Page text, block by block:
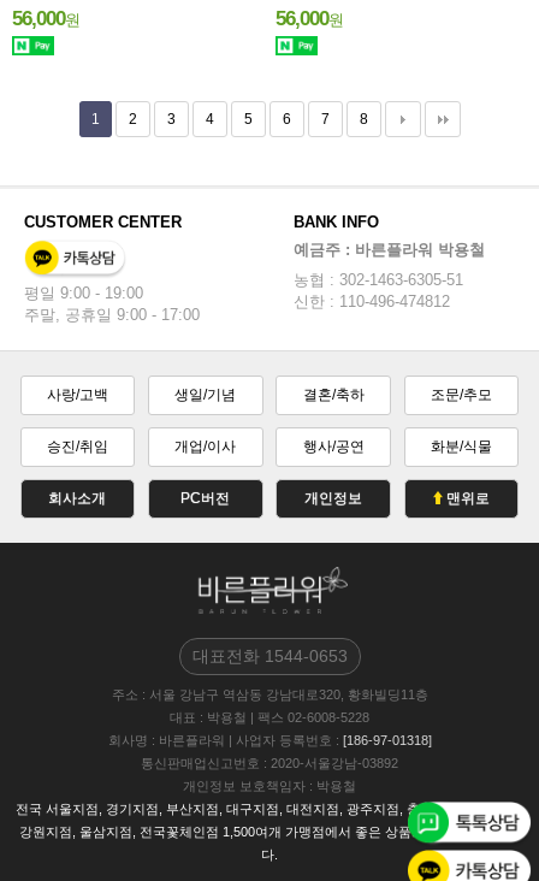
56,000원 56,000원
1 2 3 4 5 6 7 8
CUSTOMER CENTER
평일 9:00 - 19:00
주말, 공휴일 9:00 - 17:00
BANK INFO
예금주 : 바른플라워 박용철
농협 : 302-1463-6305-51
신한 : 110-496-474812
사랑/고백 생일/기념 결혼/축하 조문/추모
승진/취임 개업/이사 행사/공연 화분/식물
회사소개 PC버전 개인정보 맨위로
대표전화1544-0653
주소 : 서울 강남구 역삼동 강남대로320, 황화빌딩11층
대표 : 박용철 | 팩스 02-6008-5228
회사명 : 바른플라워 | 사업자 등록번호 : [186-97-01318]
통신판매업신고번호 : 2020-서울강남-03892
개인정보 보호책임자 : 박용철
전국 서울지점, 경기지점, 부산지점, 대구지점, 대전지점, 광주지점, 충남지점, 충북지점,
강원지점, 울삼지점, 전국꽃체인점 1,500여개 가맹점에서 좋은 상품으로 배송해드립니
다.